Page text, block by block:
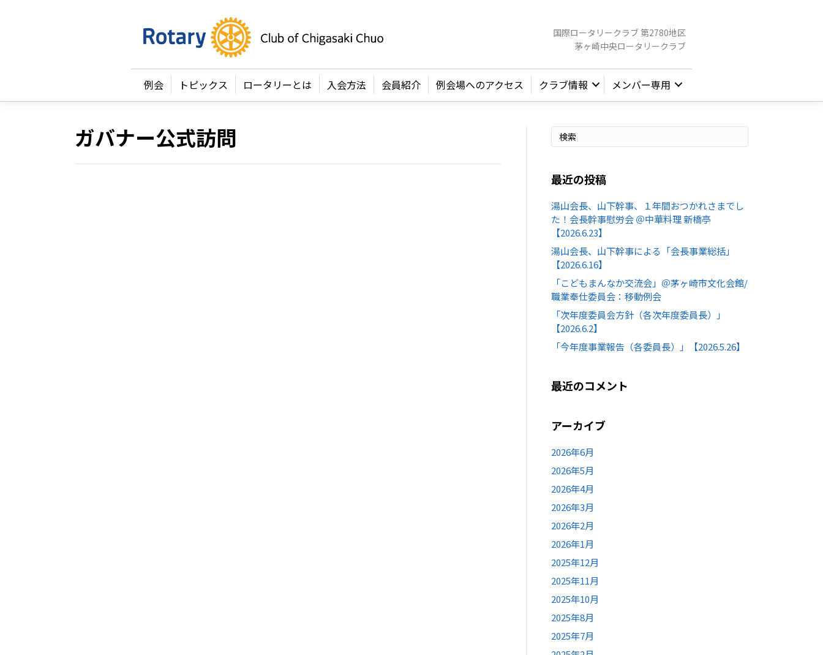
国際ロータリークラブ 第2780地区
茅ヶ崎中央ロータリークラブ
例会 トピックス ロータリーとは 入会方法 会員紹介 例会場へのアクセス クラブ情報 メンバー専用
ガバナー公式訪問
最近の投稿
湯山会長、山下幹事、１年間おつかれさまでし
た！会長幹事慰労会 ＠中華料理 新橋亭
【2026.6.23】
湯山会長、山下幹事による「会長事業総括」
【2026.6.16】
「こどもまんなか交流会」＠茅ヶ崎市文化会館/
職業奉仕委員会：移動例会
「次年度委員会方針（各次年度委員長）」
【2026.6.2】
「今年度事業報告（各委員長）」【2026.5.26】
最近のコメント
アーカイブ
2026年6月
2026年5月
2026年4月
2026年3月
2026年2月
2026年1月
2025年12月
2025年11月
2025年10月
2025年8月
2025年7月